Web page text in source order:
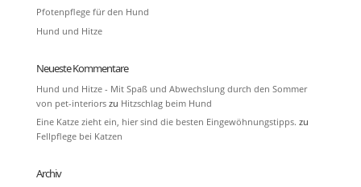
Pfotenpflege für den Hund
Hund und Hitze
Neueste Kommentare
Hund und Hitze - Mit Spaß und Abwechslung durch den Sommer
von pet-interiorszu Hitzschlag beim Hund
Eine Katze zieht ein, hier sind die besten Eingewöhnungstipps. zu
Fellpflege bei Katzen
Archiv